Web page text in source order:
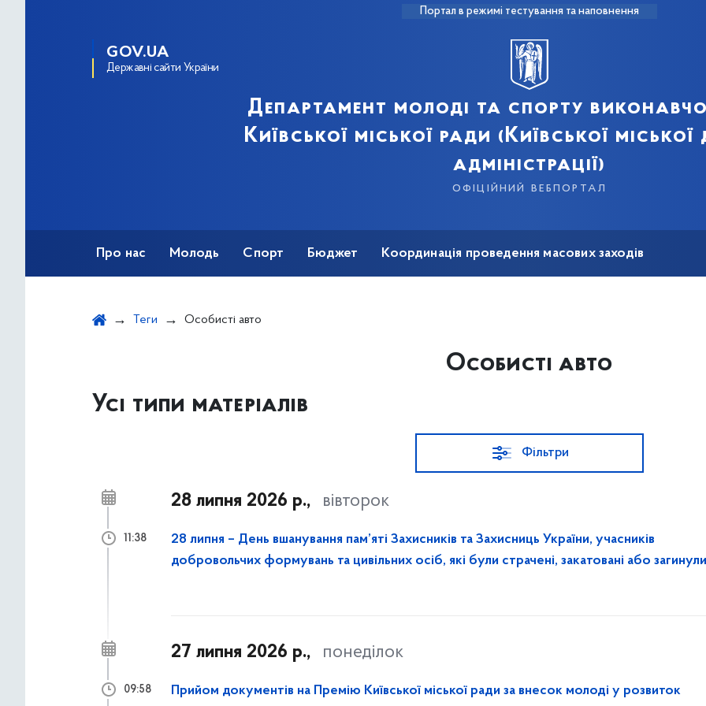
Портал в режимі тестування та наповнення
GOV.UA
Державні сайти України
Департамент молоді та спорту
Київської міської ради (Київської
адміністрації)
офіційний вебпортал
Про нас Молодь Спорт Бюджет Координація проведення масових заходів
Теги Особисті авто
Особисті авто
Усі типи матеріалів
Фільтри
28 липня 2026 р., вівторок
28 липня – День вшанування пам’яті Захисників та Захисниць України, учасників
добровольчих формувань та цивільних осіб, які були страчені, закатовані або
11:38
27 липня 2026 р., понеділок
Прийом документів на Премію Київської міської ради за внесок молоді у розвиток
09:58